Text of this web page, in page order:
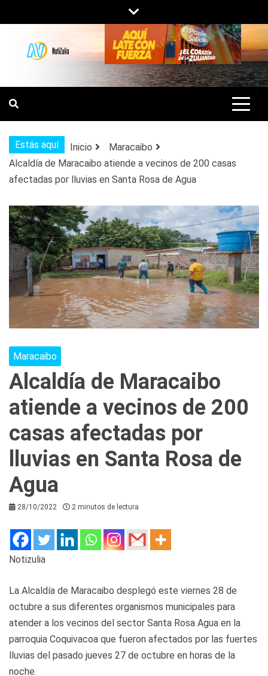
al
contenido
NOTIZULIA
NOTICIAS DEL ZULIA, VENEZUELA Y
DE INTERÉS GENERAL.
Estás aquí Inicio
Maracaibo
Alcaldía de Maracaibo atiende a vecinos de 200 casas
afectadas por lluvias en Santa Rosa de Agua
Maracaibo
Alcaldía de Maracaibo
atiende a vecinos de 200
casas afectadas por
lluvias en Santa Rosa de
Agua
28/10/2022 2 minutos de lectura
Notizulia
La Alcaldía de Maracaibo desplegó este viernes 28 de
octubre a sus diferentes organismos municipales para
atender a los vecinos del sector Santa Rosa Agua en la
parroquia Coquivacoa que fueron afectados por las fuertes
lluvias del pasado jueves 27 de octubre en horas de la
noche.